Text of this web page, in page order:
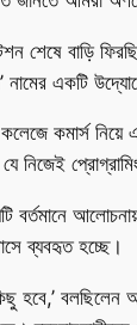
শেষে বাড়ি
একটি
কমার্স
নিজেই
ব্যবহৃত হচ্ছে।
হবে,’